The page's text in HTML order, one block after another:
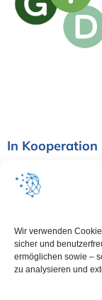
Wir verwenden
sicher und
ermöglichen sowie –
zu analysieren und
In Kooperation